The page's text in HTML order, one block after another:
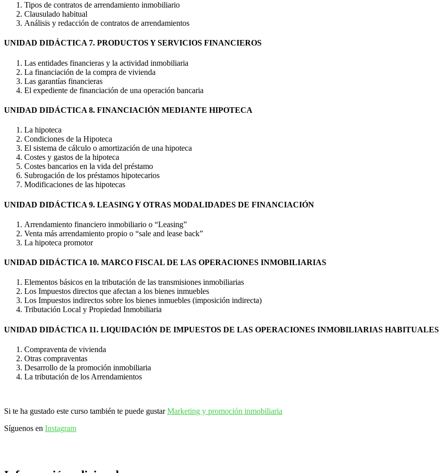
Tipos de contratos de arrendamiento inmobiliario
Clausulado habitual
Análisis y redacción de contratos de arrendamientos
UNIDAD DIDÁCTICA 7. PRODUCTOS Y SERVICIOS FINANCIEROS
Las entidades financieras y la actividad inmobiliaria
La financiación de la compra de vivienda
Las garantías financieras
El expediente de financiación de una operación bancaria
UNIDAD DIDÁCTICA 8. FINANCIACIÓN MEDIANTE HIPOTECA
La hipoteca
Condiciones de la Hipoteca
El sistema de cálculo o amortización de una hipoteca
Costes y gastos de la hipoteca
Costes bancarios en la vida del préstamo
Subrogación de los préstamos hipotecarios
Modificaciones de las hipotecas
UNIDAD DIDÁCTICA 9. LEASING Y OTRAS MODALIDADES DE FINANCIACIÓN
Arrendamiento financiero inmobiliario o “Leasing”
Venta más arrendamiento propio o “sale and lease back”
La hipoteca promotor
UNIDAD DIDÁCTICA 10. MARCO FISCAL DE LAS OPERACIONES INMOBILIARIAS
Elementos básicos en la tributación de las transmisiones inmobiliarias
Los Impuestos directos que afectan a los bienes inmuebles
Los Impuestos indirectos sobre los bienes inmuebles (imposición indirecta)
Tributación Local y Propiedad Inmobiliaria
UNIDAD DIDÁCTICA 11. LIQUIDACIÓN DE IMPUESTOS DE LAS OPERACIONES INMOBILIARIAS HABITUALES
Compraventa de vivienda
Otras compraventas
Desarrollo de la promoción inmobiliaria
La tributación de los Arrendamientos
Si te ha gustado este curso también te puede gustarMarketing y promoción inmobiliaria
Síguenos en Instagram